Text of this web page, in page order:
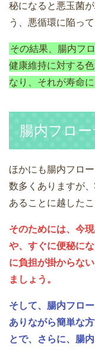
秘になると悪玉菌
う、悪循環に陥って
その結果、腸内フ
健康維持に対する
なり、それが寿命
腸内フロ
ほかにも腸内フロ
数多くありますが
あることに越した
そのためには、今
や、すぐに便秘に
に負担が掛からな
ましょう。
そして、腸内フロ
ありながら簡単な
とで、さらに、腸